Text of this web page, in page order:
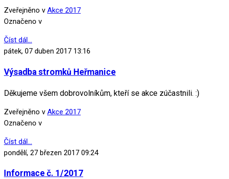
Zveřejněno v Akce 2017
Označeno v
Číst dál...
pátek, 07 duben 2017 13:16
Výsadba stromků Heřmanice
Děkujeme všem dobrovolníkům, kteří se akce zúčastnili. :)
Zveřejněno v Akce 2017
Označeno v
Číst dál...
pondělí, 27 březen 2017 09:24
Informace č. 1/2017